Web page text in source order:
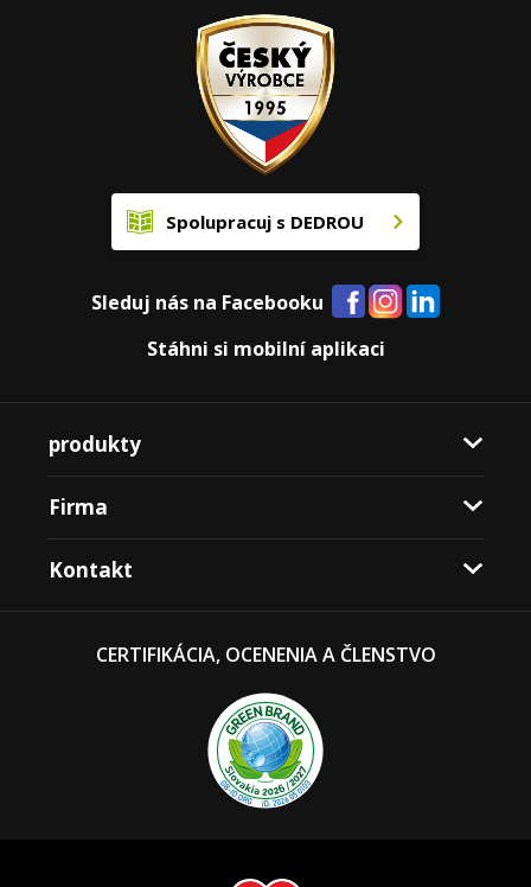
Spolupracuj s DEDROU
Sleduj nás na Facebooku
Stáhni si mobilní aplikaci
produkty
Firma
Kontakt
CERTIFIKÁCIA, OCENENIA A ČLENSTVO